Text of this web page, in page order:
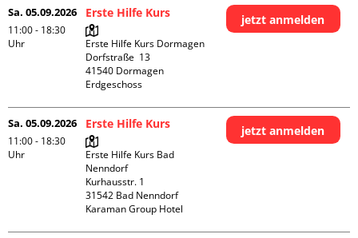
Sa. 05.09.2026
11:00 - 18:30
Uhr
Erste Hilfe Kurs
Erste Hilfe Kurs Dormagen
Dorfstraße  13
41540 Dormagen
Erdgeschoss
jetzt anmelden
Sa. 05.09.2026
11:00 - 18:30
Uhr
Erste Hilfe Kurs
Erste Hilfe Kurs Bad
Nenndorf
Kurhausstr. 1
31542 Bad Nenndorf
Karaman Group Hotel
jetzt anmelden